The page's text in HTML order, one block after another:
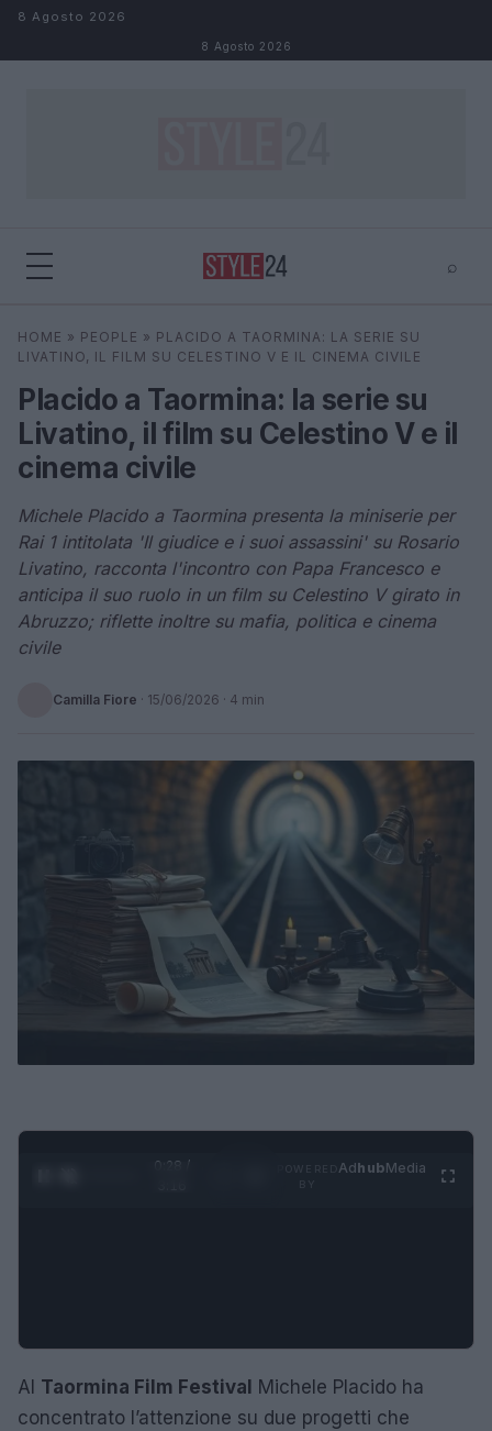
Salta al contenuto
8 Agosto 2026
8 Agosto 2026
⌕
Cerca ⌕
HOME » PEOPLE » PLACIDO A TAORMINA: LA SERIE SU
LIVATINO, IL FILM SU CELESTINO V E IL CINEMA CIVILE
Placido a Taormina: la serie su
Livatino, il film su Celestino V e il
cinema civile
Michele Placido a Taormina presenta la miniserie per
Rai 1 intitolata 'Il giudice e i suoi assassini' su Rosario
Livatino, racconta l'incontro con Papa Francesco e
anticipa il suo ruolo in un film su Celestino V girato in
Abruzzo; riflette inoltre su mafia, politica e cinema
civile
Camilla Fiore · 15/06/2026 · 4 min
0:29 /
AdhubMedia
Al Taormina Film Festival
Michele Placido ha
concentrato l’attenzione su due progetti che